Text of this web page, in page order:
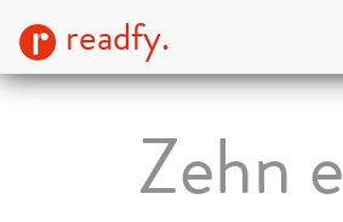
readfy.
Zehn